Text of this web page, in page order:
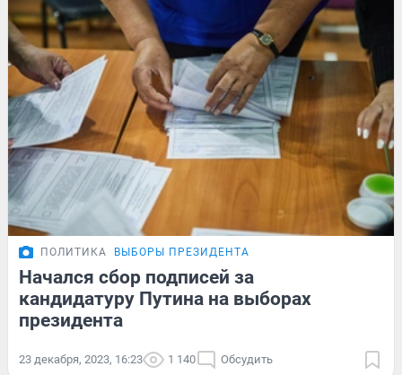
ПОЛИТИКА ВЫБОРЫ ПРЕЗИДЕНТА
Начался сбор подписей за
кандидатуру Путина на выборах
президента
23 декабря, 2023, 16:23 1 140 Обсудить